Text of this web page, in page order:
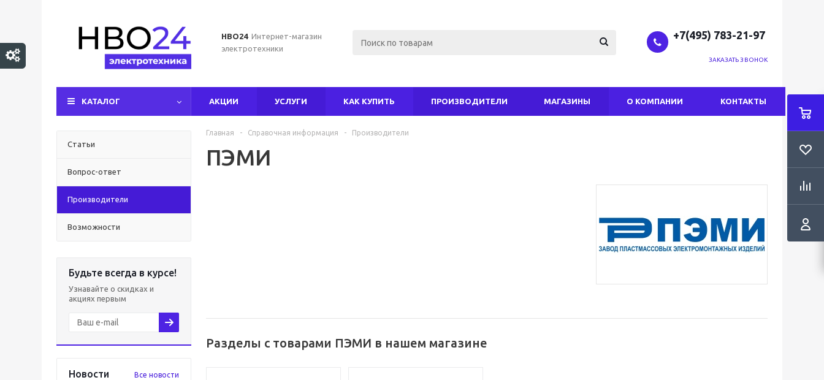
НВО24 Интернет-магазин
электротехники
+7(495) 783-21-97
ЗАКАЗАТЬ ЗВОНОК
КАТАЛОГ АКЦИИ УСЛУГИ КАК КУПИТЬ ПРОИЗВОДИТЕЛИ МАГАЗИНЫ О КОМПАНИИ КОНТАКТЫ
Статьи
Вопрос-ответ
Производители
Возможности
Будьте всегда в курсе!
Узнавайте о скидках и
акциях первым
Новости Все новости
Главная - Справочная информация - Производители
ПЭМИ
Разделы с товарами ПЭМИ в нашем магазине